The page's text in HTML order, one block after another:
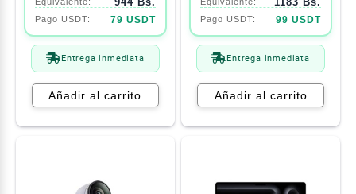
79 USDT
Entrega inmediata
Añadir al carrito
99 USDT
Entrega inmediata
Añadir al carrito